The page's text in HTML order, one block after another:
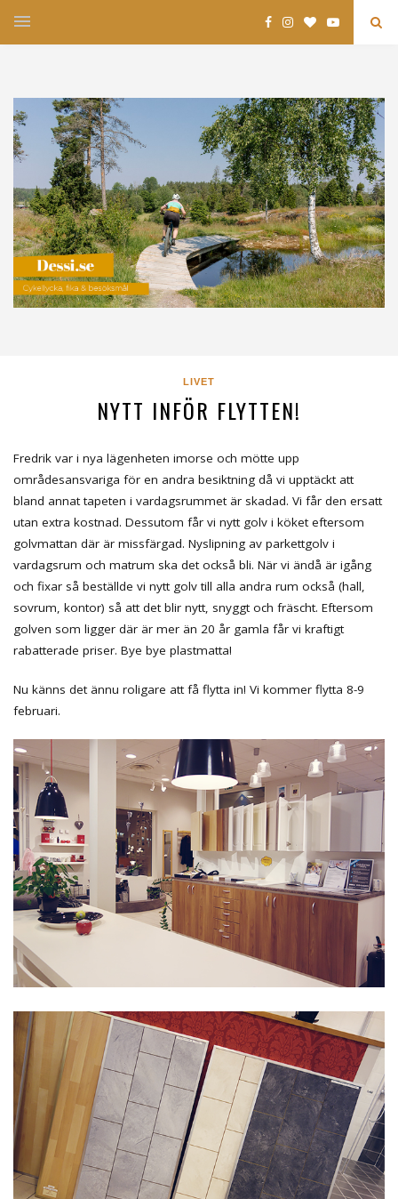
LIVET
NYTT INFÖR FLYTTEN!
Fredrik var i nya lägenheten imorse och mötte upp
områdesansvariga för en andra besiktning då vi upptäckt att
bland annat tapeten i vardagsrummet är skadad. Vi får den ersatt
utan extra kostnad. Dessutom får vi nytt golv i köket eftersom
golvmattan där är missfärgad. Nyslipning av parkettgolv i
vardagsrum och matrum ska det också bli. När vi ändå är igång
och fixar så beställde vi nytt golv till alla andra rum också (hall,
sovrum, kontor) så att det blir nytt, snyggt och fräscht. Eftersom
golven som ligger där är mer än 20 år gamla får vi kraftigt
rabatterade priser. Bye bye plastmatta!
Nu känns det ännu roligare att få flytta in! Vi kommer flytta 8-9
februari.